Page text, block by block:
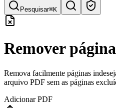
Pesquisar⌘K
Pesquisar ferramentas
Pesquisa rápida de ferramentas
Remover
Remova facilmente páginas
arquivo PDF sem as páginas
Adicionar PDF